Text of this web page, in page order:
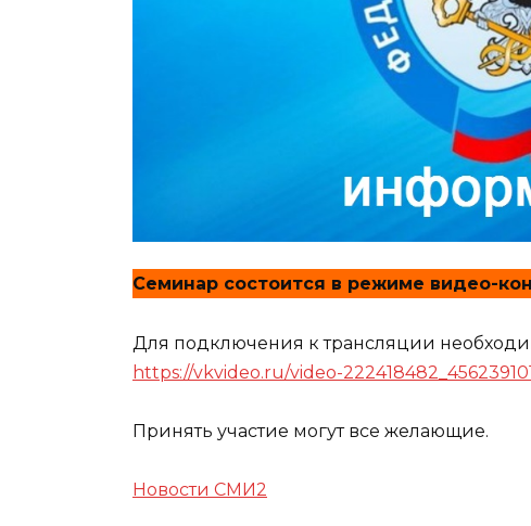
Семинар состоится в режиме видео-
Для подключения к трансляции
https://vkvideo.ru/video-
Принять участие могут все желающие.
Новости СМИ2